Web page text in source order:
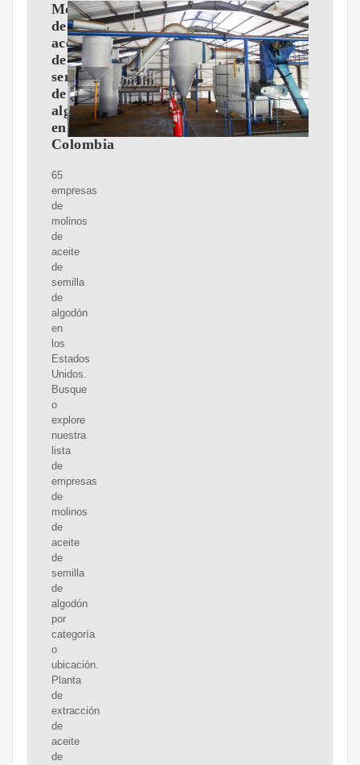
Molino
de
aceite
de
semilla
de
algodón
en
Colombia
65
empresas
de
molinos
de
aceite
de
semilla
de
algodón
en
los
Estados
Unidos.
Busque
o
explore
nuestra
lista
de
empresas
de
molinos
de
aceite
de
semilla
de
algodón
por
categoría
o
ubicación.
Planta
de
extracción
de
aceite
de